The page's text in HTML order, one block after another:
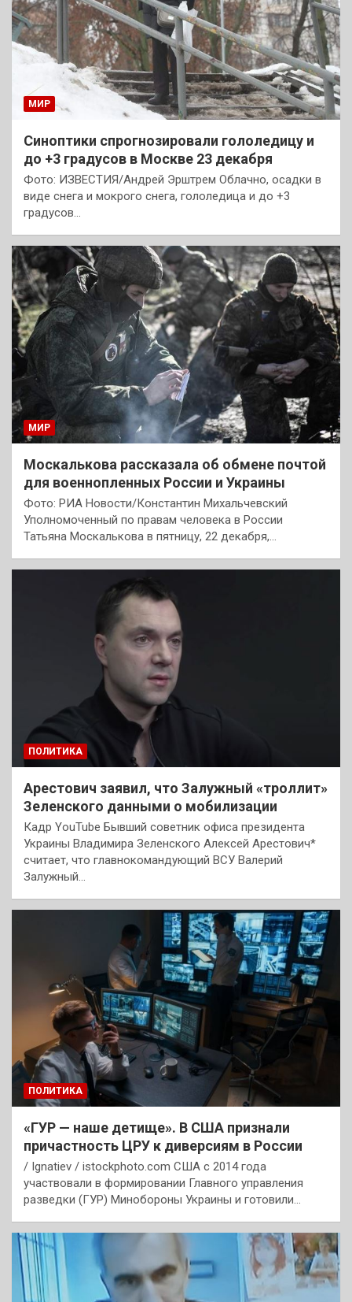
МИР
Синоптики спрогнозировали гололедицу и
до +3 градусов в Москве 23 декабря
Фото: ИЗВЕСТИЯ/Андрей Эрштрем Облачно, осадки в
виде снега и мокрого снега, гололедица и до +3
градусов…
МИР
Москалькова рассказала об обмене почтой
для военнопленных России и Украины
Фото: РИА Новости/Константин Михальчевский
Уполномоченный по правам человека в России
Татьяна Москалькова в пятницу, 22 декабря,…
ПОЛИТИКА
Арестович заявил, что Залужный «троллит»
Зеленского данными о мобилизации
Кадр YouTube Бывший советник офиса президента
Украины Владимира Зеленского Алексей Арестович*
считает, что главнокомандующий ВСУ Валерий
Залужный…
ПОЛИТИКА
«ГУР — наше детище». В США признали
причастность ЦРУ к диверсиям в России
/ Ignatiev / istockphoto.com США с 2014 года
участвовали в формировании Главного управления
разведки (ГУР) Минобороны Украины и готовили…